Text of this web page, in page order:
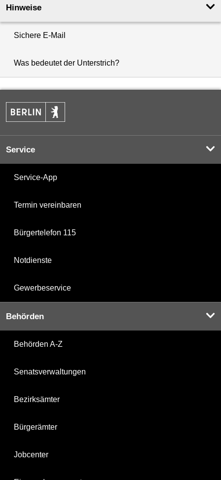
Hinweise
Sichere E-Mail
Was bedeutet der Unterstrich?
Service
Service-App
Termin vereinbaren
Bürgertelefon 115
Notdienste
Gewerbeservice
Behörden
Behörden A-Z
Senatsverwaltungen
Bezirksämter
Bürgerämter
Jobcenter